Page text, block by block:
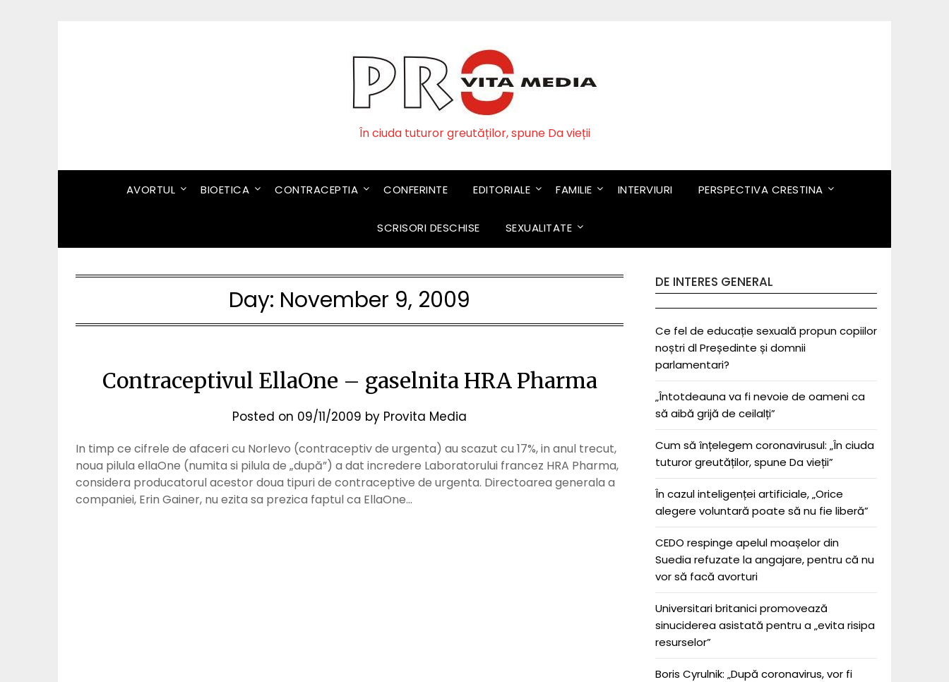
În ciuda tuturor greutăților, spune Da vieții
AVORTUL BIOETICA CONTRACEPTIA CONFERINTE EDITORIALE FAMILIE INTERVIURI PERSPECTIVA CRESTINA
SCRISORI DESCHISE SEXUALITATE
Day: November 9, 2009
Contraceptivul EllaOne – gaselnita HRA Pharma
Posted on 09/11/2009 by Provita Media
In timp ce cifrele de afaceri cu Norlevo (contraceptiv de urgenta) au scazut cu 17%, in anul trecut,
noua pilula ellaOne (numita si pilula de „după”) a dat incredere Laboratorului francez HRA Pharma,
considera producatorul acestor doua tipuri de contraceptive de urgenta. Directoarea generala a
companiei, Erin Gainer, nu ezita sa prezica faptul ca EllaOne…
DE INTERES GENERAL
Ce fel de educație sexuală propun copiilor
noștri dl Președinte și domnii
parlamentari?
„Întotdeauna va fi nevoie de oameni ca
să aibă grijă de ceilalți”
Cum să înțelegem coronavirusul: „În ciuda
tuturor greutăților, spune Da vieții”
În cazul inteligenței artificiale, „Orice
alegere voluntară poate să nu fie liberă”
CEDO respinge apelul moașelor din
Suedia refuzate la angajare, pentru că nu
vor să facă avorturi
Universitari britanici promovează
sinuciderea asistată pentru a „evita risipa
resurselor”
Boris Cyrulnik: „După coronavirus, vor fi